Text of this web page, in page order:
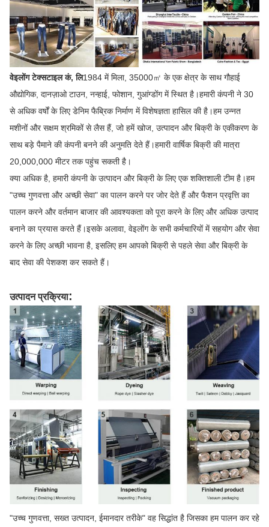
वेइलोंग टेक्सटाइल कं, लि1984 में मिला, 35000㎡ के एक क्षेत्र के साथ गौहाई
औद्योगिक, दानज़ाओ टाउन, नन्हाई, फोशान, गुआंग्डोंग में स्थित है।हमारी कंपनी ने 30
से अधिक वर्षों के लिए डेनिम फैब्रिक निर्माण में विशेषज्ञता हासिल की है।हम उन्नत
मशीनों और सक्षम श्रमिकों से लैस हैं, जो हमें खोज, उत्पादन और बिक्री के एकीकरण के
साथ बड़े पैमाने की कंपनी बनने की अनुमति देते हैं।हमारी वार्षिक बिक्री की मात्रा
20,000,000 मीटर तक पहुंच सकती है।
क्या अधिक है, हमारी कंपनी के उत्पादन और बिक्री के लिए एक शक्तिशाली टीम है।हम
"उच्च गुणवत्ता और अच्छी सेवा" का पालन करने पर जोर देते हैं और फैशन प्रवृत्ति का
पालन करने और वर्तमान बाजार की आवश्यकता को पूरा करने के लिए और अधिक उत्पाद
बनाने का प्रयास करते हैं।इसके अलावा, वेइलोंग के सभी कर्मचारियों में सहयोग और सेवा
करने के लिए अच्छी भावना है, इसलिए हम आपको बिक्री से पहले सेवा और बिक्री के
बाद सेवा की पेशकश कर सकते हैं।
उत्पादन प्रक्रिया:
"उच्च गुणवत्ता, सख्त उत्पादन, ईमानदार तरीके" वह सिद्धांत है जिसका हम पालन कर रहे